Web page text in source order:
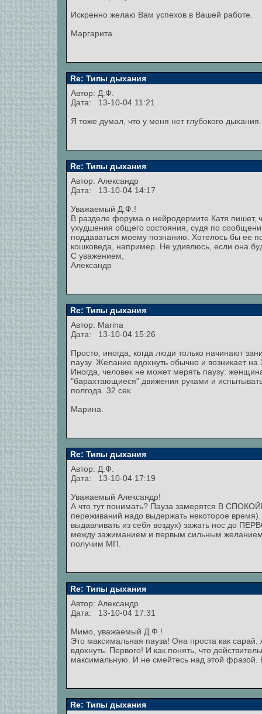
Искренно желаю Вам успехов в Вашей работе.
Маргарита.
Re: Типы дыхания
Автор: Д.Ф.
Дата: 13-10-04 11:21
Я тоже думал, что у меня нет глубокого
Re: Типы дыхания
Автор: Александр
Дата: 13-10-04 14:17
Уважаемый Д.Ф.!
В разделе форума о нейродермите Катя пишет,
ухудшения общего состояния, судя по
поддаваться моему познанию. Хотелось бы ее
кошковеда, например. Не удивлюсь, если она
С уважением,
Александр
Re: Типы дыхания
Автор: Marina
Дата: 13-10-04 15:26
Просто, иногда, когда люди только начинают
паузу. Желание вдохнуть обычно и возникает на
Иногда, человек не может мерять паузу:
"барахтающиеся" движения руками и
полгода. 32 сек.
Марина.
Re: Типы дыхания
Автор: Д.Ф.
Дата: 13-10-04 17:19
Уважаемый Александр!
А что тут понимать? Пауза замерятся В
переживаний надо выдержать некоторое
выдавливать из себя воздух) зажать нос до
между зажиманием и первым сильным желанием
получим МП.
Re: Типы дыхания
Автор: Александр
Дата: 13-10-04 17:31
Мимо, уважаемый Д.Ф.!
Это максимальная пауза! Она проста как
вдохнуть. Первого! И как понять, что
максимальную. И не смейтесь над этой фразой.
Re: Типы дыхания